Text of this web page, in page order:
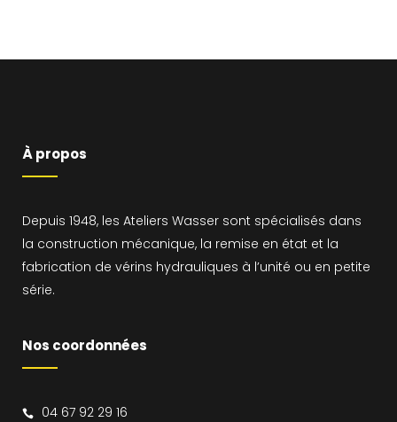
À propos
Depuis 1948, les Ateliers Wasser sont spécialisés dans
la construction mécanique, la remise en état et la
fabrication de vérins hydrauliques à l’unité ou en petite
série.
Nos coordonnées
04 67 92 29 16